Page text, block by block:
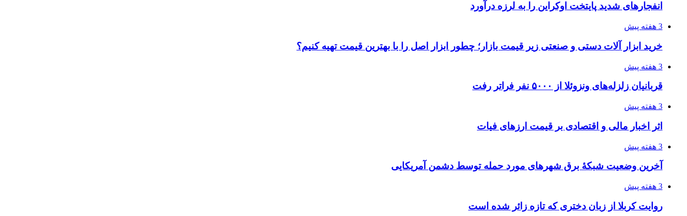
انفجارهای شدید پایتخت اوکراین را به لرزه درآورد
3 هفته پیش
خرید ابزار آلات دستی و صنعتی زیر قیمت بازار؛ چطور ابزار اصل را با بهترین قیمت تهیه کنیم؟
3 هفته پیش
قربانیان زلزله‌های ونزوئلا از ۵۰۰۰ نفر فراتر رفت
3 هفته پیش
اثر اخبار مالی و اقتصادی بر قیمت ارزهای فیات
3 هفته پیش
آخرین وضعیت شبکۀ برق شهرهای مورد حمله توسط دشمن آمریکایی
3 هفته پیش
روایت کربلا از زبان دختری که تازه زائر شده است